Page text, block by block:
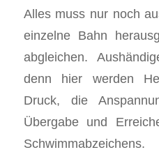
Alles muss nur noch
einzelne Bahn
abgleichen.
denn hier werden
Druck, die
Übergabe und